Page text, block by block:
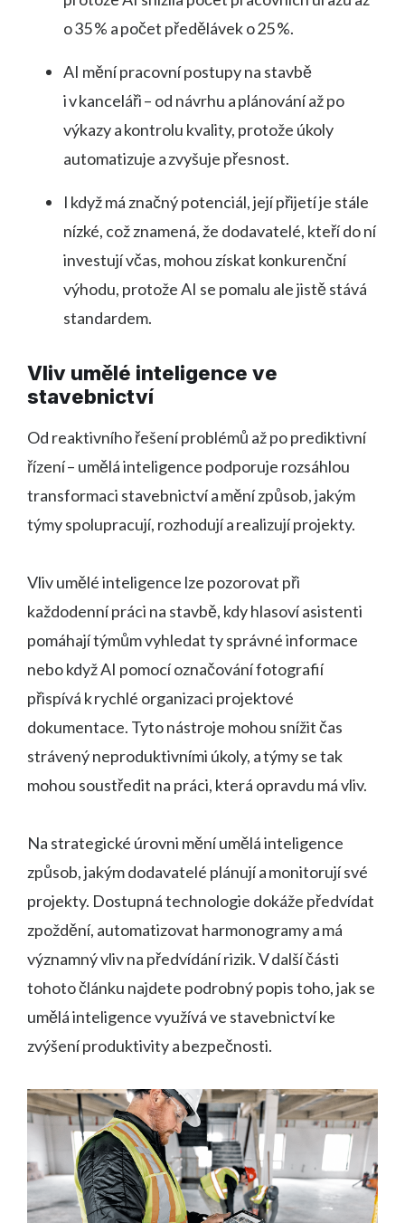
o 35 % a počet předělávek o 25 %.
AI mění pracovní postupy na stavbě
i v kanceláři – od návrhu a plánování až po
výkazy a kontrolu kvality, protože úkoly
automatizuje a zvyšuje přesnost.
I když má značný potenciál, její přijetí je stále
nízké, což znamená, že dodavatelé, kteří do ní
investují včas, mohou získat konkurenční
výhodu, protože AI se pomalu ale jistě stává
standardem.
Vliv umělé inteligence ve
stavebnictví
Od reaktivního řešení problémů až po prediktivní
řízení – umělá inteligence podporuje rozsáhlou
transformaci stavebnictví a mění způsob, jakým
týmy spolupracují, rozhodují a realizují projekty.
Vliv umělé inteligence lze pozorovat při
každodenní práci na stavbě, kdy hlasoví asistenti
pomáhají týmům vyhledat ty správné informace
nebo když AI pomocí označování fotografií
přispívá k rychlé organizaci projektové
dokumentace. Tyto nástroje mohou snížit čas
strávený neproduktivními úkoly, a týmy se tak
mohou soustředit na práci, která opravdu má vliv.
Na strategické úrovni mění umělá inteligence
způsob, jakým dodavatelé plánují a monitorují své
projekty. Dostupná technologie dokáže předvídat
zpoždění, automatizovat harmonogramy a má
významný vliv na předvídání rizik. V další části
tohoto článku najdete podrobný popis toho, jak se
umělá inteligence využívá ve stavebnictví ke
zvýšení produktivity a bezpečnosti.